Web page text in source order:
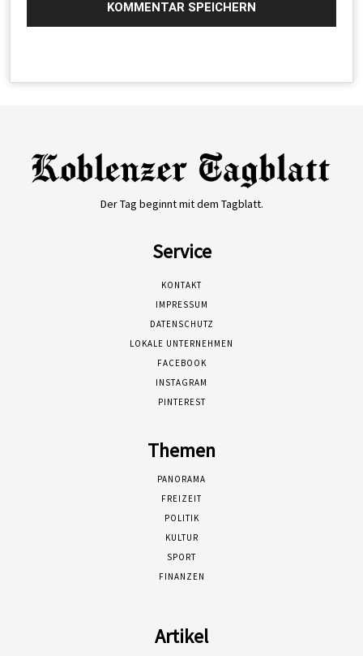
Der Tag beginnt mit dem Tagblatt.
Service
KONTAKT
IMPRESSUM
DATENSCHUTZ
LOKALE UNTERNEHMEN
FACEBOOK
INSTAGRAM
PINTEREST
Themen
PANORAMA
FREIZEIT
POLITIK
KULTUR
SPORT
FINANZEN
Artikel